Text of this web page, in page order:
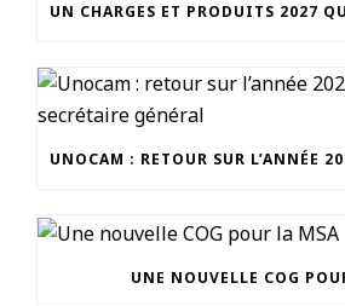
UNE NOUVELLE COG